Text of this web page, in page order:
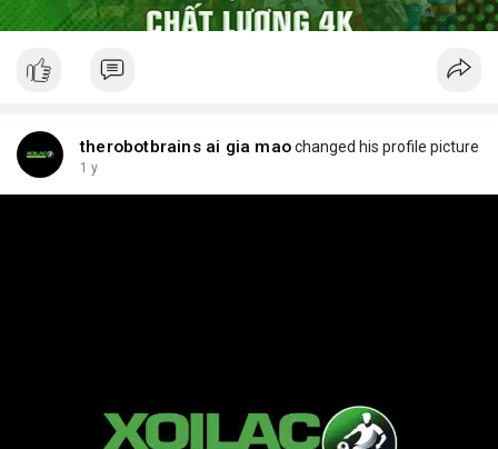
therobotbrains ai gia maochanged his profile picture
1 y